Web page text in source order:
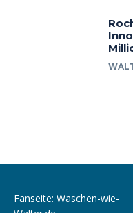
Fanseite: Waschen-wie-